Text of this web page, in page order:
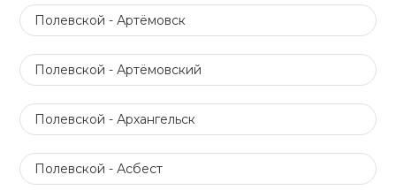
Полевской - Артёмовск
Полевской - Артёмовский
Полевской - Архангельск
Полевской - Асбест